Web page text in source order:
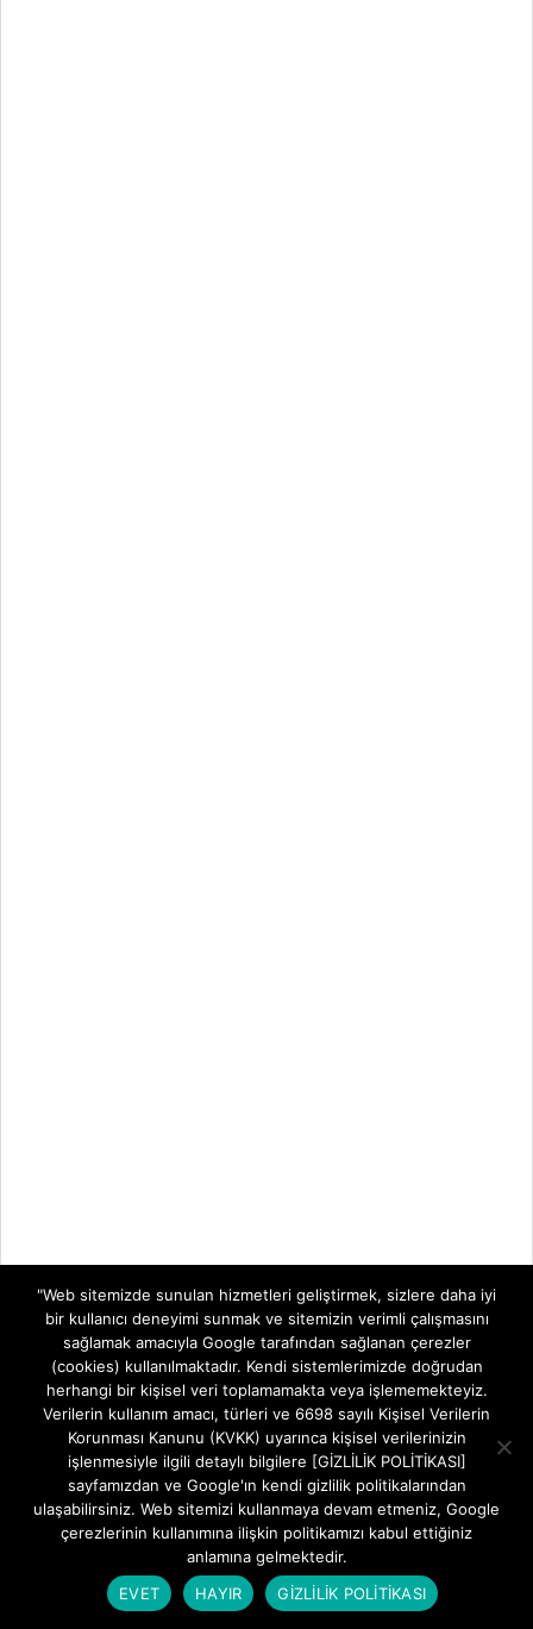
"Web sitemizde sunulan hizmetleri geliştirmek, sizlere daha iyi
bir kullanıcı deneyimi sunmak ve sitemizin verimli çalışmasını
sağlamak amacıyla Google tarafından sağlanan çerezler
(cookies) kullanılmaktadır. Kendi sistemlerimizde doğrudan
herhangi bir kişisel veri toplamamakta veya işlememekteyiz.
Verilerin kullanım amacı, türleri ve 6698 sayılı Kişisel Verilerin
Korunması Kanunu (KVKK) uyarınca kişisel verilerinizin
işlenmesiyle ilgili detaylı bilgilere [GİZLİLİK POLİTİKASI]
sayfamızdan ve Google'ın kendi gizlilik politikalarından
ulaşabilirsiniz. Web sitemizi kullanmaya devam etmeniz, Google
çerezlerinin kullanımına ilişkin politikamızı kabul ettiğiniz
anlamına gelmektedir.
EVET
HAYIR GİZLİLİK POLİTİKASI